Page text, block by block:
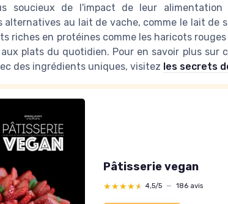
soucieux de l'impact de leur alimentation
alternatives au lait de vache, comme le lait de
riches en protéines comme les haricots
plats du quotidien. Pour en savoir plus sur
des ingrédients uniques, visitez les secrets
Pâtisserie vegan
★★★★★
★★★★★ 4,5/5 — 186 avis